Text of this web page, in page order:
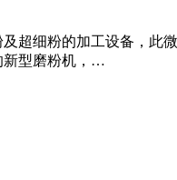
超细粉的加工设备，此
新型磨粉机，…